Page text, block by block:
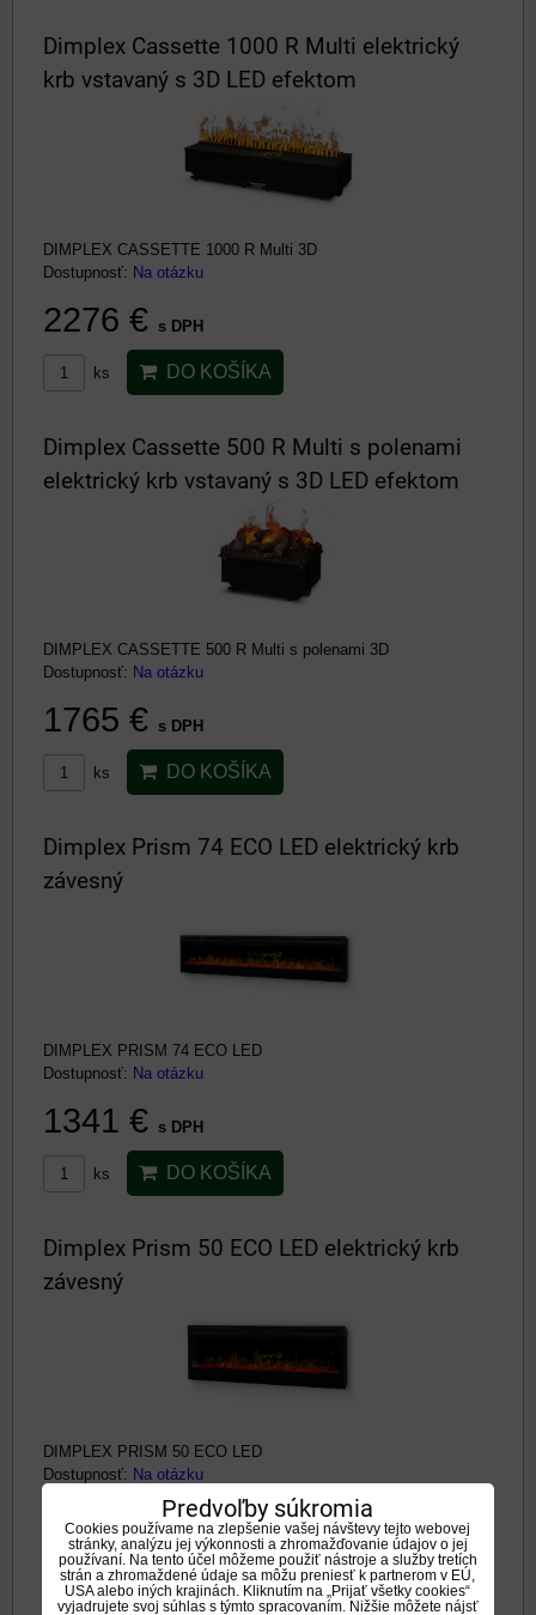
Dimplex Cassette 1000 R Multi elektrický
krb vstavaný s 3D LED efektom
DIMPLEX CASSETTE 1000 R Multi 3D
Dostupnosť: Na otázku
2276 € s DPH
ks DO KOŠÍKA
Dimplex Cassette 500 R Multi s polenami
elektrický krb vstavaný s 3D LED efektom
DIMPLEX CASSETTE 500 R Multi s polenami 3D
Dostupnosť: Na otázku
1765 € s DPH
ks DO KOŠÍKA
Dimplex Prism 74 ECO LED elektrický krb
závesný
DIMPLEX PRISM 74 ECO LED
Dostupnosť: Na otázku
1341 € s DPH
ks DO KOŠÍKA
Dimplex Prism 50 ECO LED elektrický krb
závesný
DIMPLEX PRISM 50 ECO LED
Dostupnosť: Na otázku
818 €s DPH
ks DO KOŠÍKA
Predvoľby súkromia
Cookies používame na zlepšenie vašej návštevy tejto webovej
stránky, analýzu jej výkonnosti a zhromažďovanie údajov o jej
používaní. Na tento účel môžeme použiť nástroje a služby tretích
strán a zhromaždené údaje sa môžu preniesť k partnerom v EÚ,
USA alebo iných krajinách. Kliknutím na „Prijať všetky cookies“
vyjadrujete svoj súhlas s týmto spracovaním. Nižšie môžete nájsť